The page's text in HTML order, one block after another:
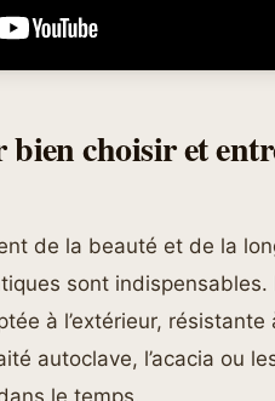
bien choisir et
de la beauté et de la
sont indispensables.
à l’extérieur, résistante
autoclave, l’acacia ou